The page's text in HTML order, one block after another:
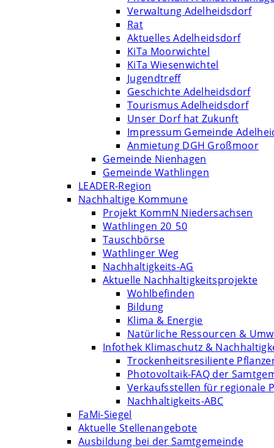
Verwaltung Adelheidsdorf
Rat
Aktuelles Adelheidsdorf
KiTa Moorwichtel
KiTa Wiesenwichtel
Jugendtreff
Geschichte Adelheidsdorf
Tourismus Adelheidsdorf
Unser Dorf hat Zukunft
Impressum Gemeinde
Anmietung DGH Großmoor
Gemeinde Nienhagen
Gemeinde Wathlingen
LEADER-Region
Nachhaltige Kommune
Projekt KommN Niedersachsen
Wathlingen 20_50
Tauschbörse
Wathlinger Weg
Nachhaltigkeits-AG
Aktuelle Nachhaltigkeitsprojekte
Wohlbefinden
Bildung
Klima & Energie
Natürliche Ressourcen &
Infothek Klimaschutz &
Trockenheitsresiliente
Photovoltaik-FAQ der
Verkaufsstellen für regionale
Nachhaltigkeits-ABC
FaMi-Siegel
Aktuelle Stellenangebote
Ausbildung bei der Samtgemeinde